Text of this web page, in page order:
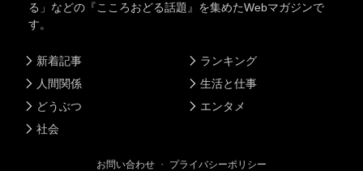
る」などの『こころおどる話題』を集めたWebマガジンで
す。
新着記事
人間関係
どうぶつ
社会
ランキング
生活と仕事
エンタメ
お問い合わせ ・ プライバシーポリシー